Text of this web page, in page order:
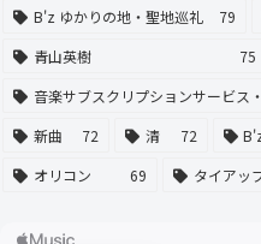
B'z ゆかりの地・聖地巡礼
79
青山英樹
75
音楽サブスクリプションサービス
新曲
72 清 72
オリコン
69 タイアッ